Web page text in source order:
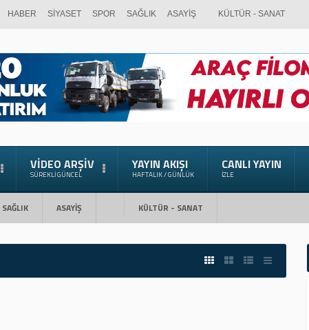
HABER SİYASET SPOR SAĞLIK ASAYİŞ KÜLTÜR - SANAT
VIDEO ARŞIV
SÜREKLI GÜNCEL
YAYIN AKIŞI
HAFTALIK / GÜNLÜK
CANLI YAYIN
İZLE
SAĞLIK ASAYİŞ KÜLTÜR - SANAT